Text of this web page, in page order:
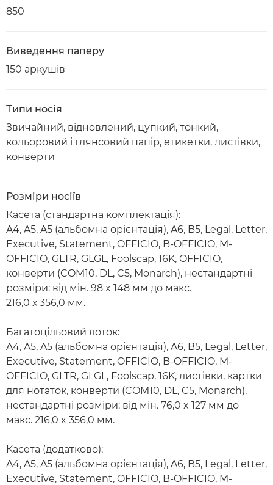
850
Виведення паперу
150 аркушів
Типи носія
Звичайний, відновлений, цупкий, тонкий,
кольоровий і глянсовий папір, етикетки, листівки,
конверти
Розміри носіїв
Касета (стандартна комплектація):
A4, A5, A5 (альбомна орієнтація), A6, B5, Legal, Letter,
Executive, Statement, OFFICIO, B-OFFICIO, M-
OFFICIO, GLTR, GLGL, Foolscap, 16K, OFFICIO,
конверти (COM10, DL, C5, Monarch), нестандартні
розміри: від мін. 98 x 148 мм до макс.
216,0 х 356,0 мм.
Багатоцільовий лоток:
A4, A5, A5 (альбомна орієнтація), A6, B5, Legal, Letter,
Executive, Statement, OFFICIO, B-OFFICIO, M-
OFFICIO, GLTR, GLGL, Foolscap, 16K, листівки, картки
для нотаток, конверти (COM10, DL, C5, Monarch),
нестандартні розміри: від мін. 76,0 x 127 мм до
макс. 216,0 x 356,0 мм.
Касета (додатково):
A4, A5, A5 (альбомна орієнтація), A6, B5, Legal, Letter,
Executive, Statement, OFFICIO, B-OFFICIO, M-